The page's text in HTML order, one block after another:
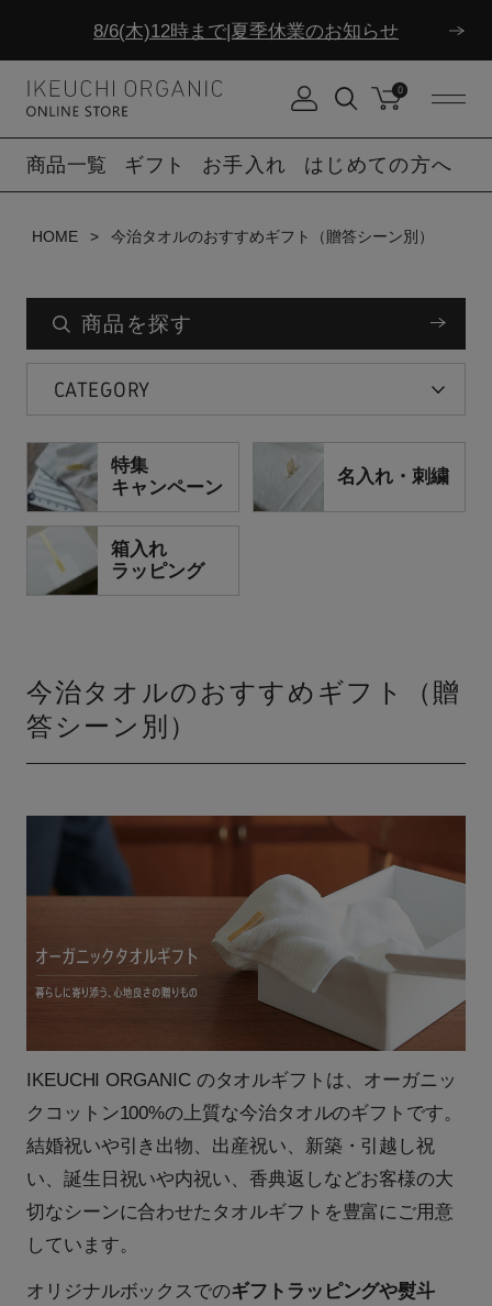
8/6(木)12時まで|夏季休業のお知らせ
8/6(木)12時まで|夏季休業のお知らせ
0
商品一覧 ギフト お手入れ はじめての方へ
HOME 今治タオルのおすすめギフト（贈答シーン別）
商品を探す
CATEGORY
特集
キャンペーン
名入れ・刺繍
箱入れ
ラッピング
今治タオルのおすすめギフト（贈
答シーン別）
IKEUCHI ORGANIC のタオルギフトは、オーガニッ
クコットン100%の上質な今治タオルのギフトです。
結婚祝いや引き出物、出産祝い、新築・引越し祝
い、誕生日祝いや内祝い、香典返しなどお客様の大
切なシーンに合わせたタオルギフトを豊富にご用意
しています。
オリジナルボックスでのギフトラッピングや熨斗